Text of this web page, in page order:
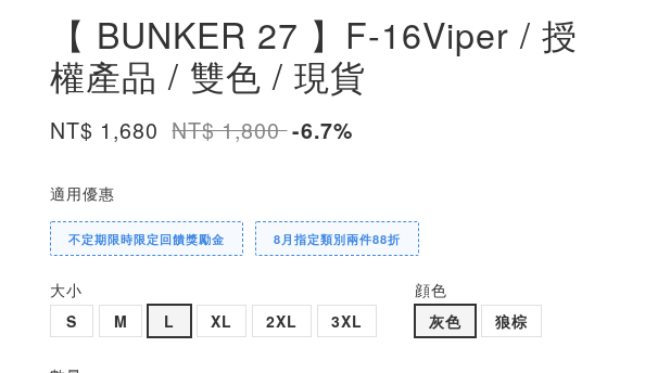
【 BUNKER 27 】F-16Viper / 授
權產品 / 雙色 / 現貨
NT$ 1,680 NT$ 1,800-6.7%
適用優惠
不定期限時限定回饋獎勵金 8月指定類別兩件88折
大小
S
M L XL 2XL 3XL
顔色
灰色
狼棕